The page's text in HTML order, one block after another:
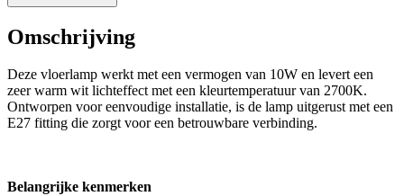
Omschrijving
Deze vloerlamp werkt met een vermogen van 10W en levert een
zeer warm wit lichteffect met een kleurtemperatuur van 2700K.
Ontworpen voor eenvoudige installatie, is de lamp uitgerust met een
E27 fitting die zorgt voor een betrouwbare verbinding.
Belangrijke kenmerken